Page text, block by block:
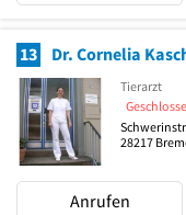
13 Dr. Cornelia
Tierarzt
28217
Anrufen